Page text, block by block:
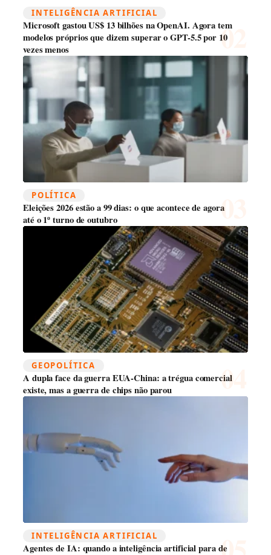
INTELIGÊNCIA ARTIFICIAL
Microsoft gastou US$ 13 bilhões na OpenAI. Agora tem
modelos próprios que dizem superar o GPT-5.5 por 10
vezes menos
POLÍTICA
Eleições 2026 estão a 99 dias: o que acontece de agora
até o 1º turno de outubro
GEOPOLÍTICA
A dupla face da guerra EUA-China: a trégua comercial
existe, mas a guerra de chips não parou
INTELIGÊNCIA ARTIFICIAL
Agentes de IA: quando a inteligência artificial para de